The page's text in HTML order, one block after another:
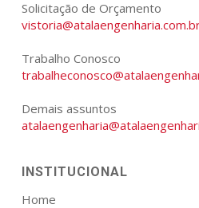
Solicitação de Orçamento
Trabalho Conosco
Demais assuntos
INSTITUCIONAL
Home